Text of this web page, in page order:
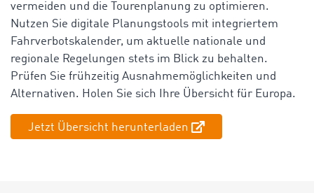
vermeiden und die Tourenplanung zu optimieren.
Nutzen Sie digitale Planungstools mit integriertem
Fahrverbotskalender, um aktuelle nationale und
regionale Regelungen stets im Blick zu behalten.
Prüfen Sie frühzeitig Ausnahmemöglichkeiten und
Alternativen. Holen Sie sich Ihre Übersicht für Europa.
Jetzt Übersicht herunterladen